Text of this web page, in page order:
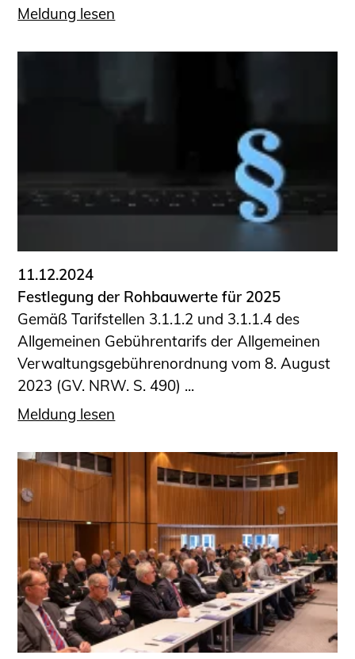
NRW)
Bauherren-ABC
Schüler und Studierende
Projekte für Schülerinnen und Schüler
START.ING. Das Studierenden Praxis-
Wissenswertes für Studierende
Wettbewerbe für Studierende
Kammer Newsletter
Presse
Kontakt und Anfahrt
Impressum
Datenschutz
Ingenieurakademie West
Meldung lesen
11.12.2024
Festlegung der Rohbauwerte für 2025
Gemäß Tarifstellen 3.1.1.2 und 3.1.1.4 des
Allgemeinen Gebührentarifs der Allgemeinen
Verwaltungsgebührenordnung vom 8. August
2023 (GV. NRW. S. 490) ...
Meldung lesen